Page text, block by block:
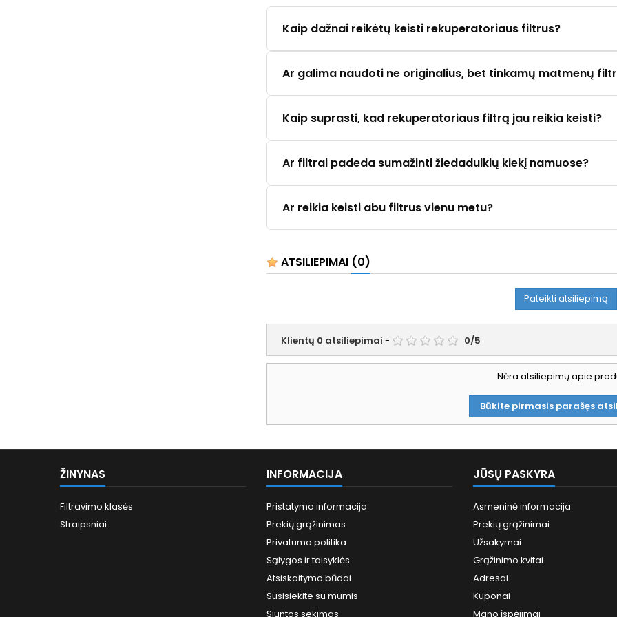
Kaip dažnai reikėtų keisti rekuperatoriaus filtrus?
Ar galima naudoti ne originalius, bet tinkamų matmenų
Kaip suprasti, kad rekuperatoriaus filtrą jau reikia keisti?
Ar filtrai padeda sumažinti žiedadulkių kiekį namuose?
Ar reikia keisti abu filtrus vienu metu?
ATSILIEPIMAI (0)
Pateikti atsiliepimą
Klientų 0 atsiliepimai - 0/5
Nėra atsiliepimų apie
Būkite pirmasis parašęs
ŽINYNAS
Filtravimo klasės
Straipsniai
INFORMACIJA
Pristatymo informacija
Prekių grąžinimas
Privatumo politika
Sąlygos ir taisyklės
Atsiskaitymo būdai
Susisiekite su mumis
Siuntos sekimas
JŪSŲ PASKYRA
Asmeninė informacija
Prekių grąžinimai
Užsakymai
Grąžinimo kvitai
Adresai
Kuponai
Mano įspėjimai